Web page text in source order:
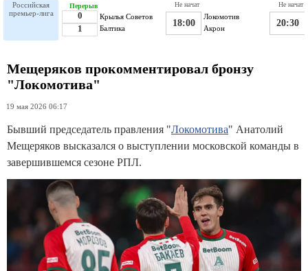
Российская
премьер-лига
Крылья Советов
0
1
Балтика
Перерыв
Локомотив
18:00 Акрон
Не начат
20:30
Не начат
Мещеряков прокомментировал бронзу
"Локомотива"
19 мая 2026 06:17
Бывший председатель правления "Локомотива" Анатолий
Мещеряков высказался о выступлении московской команды в
завершившемся сезоне РПЛ.